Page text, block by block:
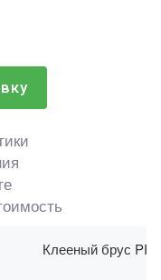
Клееный брус